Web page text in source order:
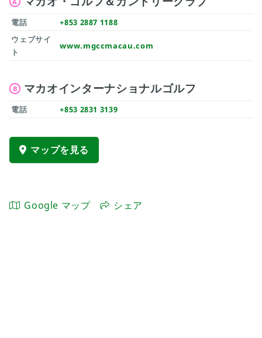
電話
+853 2887 1188
ウェブサイ
ト
www.mgccmacau.com
B マカオインターナショナルゴルフ
電話 +853 2831 3139
マップを見る
Google マップ シェア